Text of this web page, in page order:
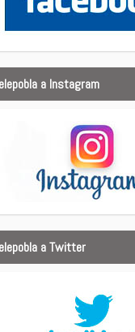
a Instagram
a Twitter